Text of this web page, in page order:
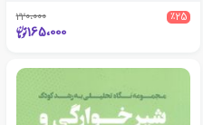
٪25 220،000
165،000